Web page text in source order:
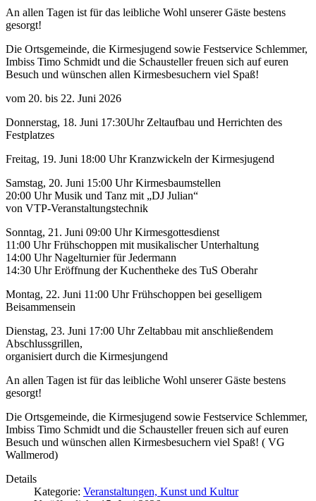
An allen Tagen ist für das leibliche Wohl unserer Gäste bestens
gesorgt!
Die Ortsgemeinde, die Kirmesjugend sowie Festservice Schlemmer,
Imbiss Timo Schmidt und die Schausteller freuen sich auf euren
Besuch und wünschen allen Kirmesbesuchern viel Spaß!
vom 20. bis 22. Juni 2026
Donnerstag, 18. Juni 17:30Uhr Zeltaufbau und Herrichten des
Festplatzes
Freitag, 19. Juni 18:00 Uhr Kranzwickeln der Kirmesjugend
Samstag, 20. Juni 15:00 Uhr Kirmesbaumstellen
20:00 Uhr Musik und Tanz mit „DJ Julian“
von VTP-Veranstaltungstechnik
Sonntag, 21. Juni 09:00 Uhr Kirmesgottesdienst
11:00 Uhr Frühschoppen mit musikalischer Unterhaltung
14:00 Uhr Nagelturnier für Jedermann
14:30 Uhr Eröffnung der Kuchentheke des TuS Oberahr
Montag, 22. Juni 11:00 Uhr Frühschoppen bei geselligem
Beisammensein
Dienstag, 23. Juni 17:00 Uhr Zeltabbau mit anschließendem
Abschlussgrillen,
organisiert durch die Kirmesjungend
An allen Tagen ist für das leibliche Wohl unserer Gäste bestens
gesorgt!
Die Ortsgemeinde, die Kirmesjugend sowie Festservice Schlemmer,
Imbiss Timo Schmidt und die Schausteller freuen sich auf euren
Besuch und wünschen allen Kirmesbesuchern viel Spaß! ( VG
Wallmerod)
Details
Kategorie: Veranstaltungen, Kunst und Kultur